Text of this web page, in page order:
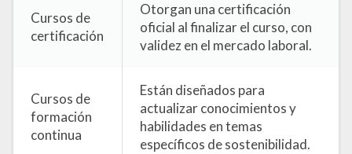
Cursos de
certificación
Otorgan una certificación
oficial al finalizar el curso, con
validez en el mercado laboral.
Cursos de
formación
continua
Están diseñados para
actualizar conocimientos y
habilidades en temas
específicos de sostenibilidad.